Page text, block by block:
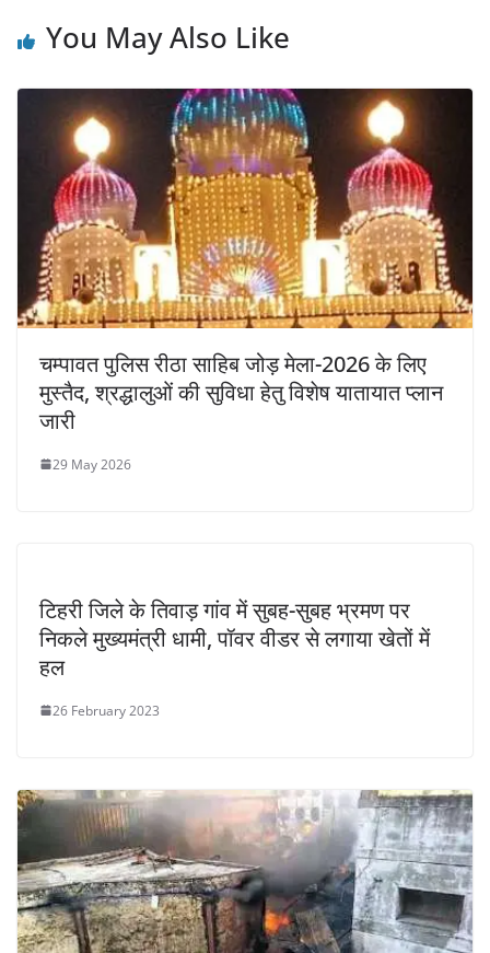
You May Also Like
चम्पावत पुलिस रीठा साहिब जोड़ मेला-2026 के लिए
मुस्तैद, श्रद्धालुओं की सुविधा हेतु विशेष यातायात प्लान
जारी
29 May 2026
टिहरी जिले के तिवाड़ गांव में सुबह-सुबह भ्रमण पर
निकले मुख्यमंत्री धामी, पॉवर वीडर से लगाया खेतों में
हल
26 February 2023